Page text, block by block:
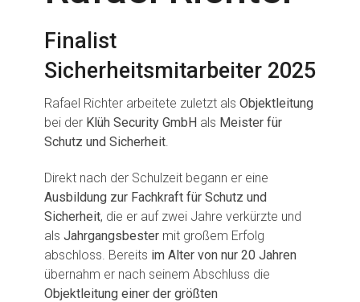
Finalist
Sicherheitsmitarbeiter 2025
Rafael Richter arbeitete zuletzt als Objektleitung
bei der Klüh Security GmbH als Meister für
Schutz und Sicherheit.
Direkt nach der Schulzeit begann er eine
Ausbildung zur Fachkraft für Schutz und
Sicherheit, die er auf zwei Jahre verkürzte und
als Jahrgangsbester mit großem Erfolg
abschloss. Bereits im Alter von nur 20 Jahren
übernahm er nach seinem Abschluss die
Objektleitung einer der größten